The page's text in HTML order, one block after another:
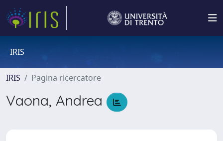
IRIS
IRIS Pagina ricercatore
Vaona, Andrea